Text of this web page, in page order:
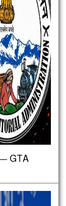
— GTA